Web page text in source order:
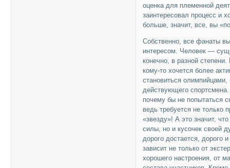
оценка для племенной
заинтересовал процесс и
больше, значит, все, вы
Собственно, все фанаты
интересом. Человек —
конечно, в разной
кому-то хочется более
становиться олимпийцами,
действующего
почему бы не попытаться
ведь требуется не только
«звезду»! А это значит,
силы, но и кусочек своей
дорого достается, дорого
зависит не только от
хорошего настроения, от